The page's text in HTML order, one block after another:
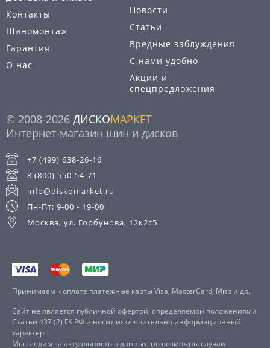
Контакты
Шиномонтаж
Гарантия
О нас
Новости
Статьи
Вредные заблуждения
С нами удобно
Акции и
спецпредложения
© 2008-2026 ДИСКОМАРКЕТ
Интернет-магазин шин и дисков
+7 (499) 638-26-16
8 (800) 550-54-71
info@diskomarket.ru
Пн-Пт: 9-00 - 19-00
Москва, ул. Горбунова, 12к2с5
Принимаем к оплате платежные карты Visa, MasterCard, Мир и др.
Сайт не является публичной офертой, определяемой положениями
Статьи 437 (2) ГК РФ и носит исключительно информационный
характер.
Мы следим за актуальностью данных, но возможны случаи